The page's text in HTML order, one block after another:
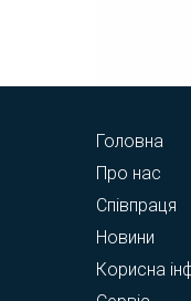
Головна
Про нас
Співпраця
Новини
Корисна